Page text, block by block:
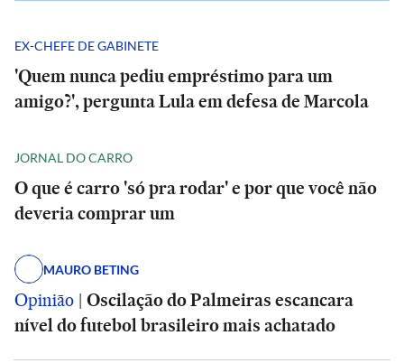
EX-CHEFE DE GABINETE
'Quem nunca pediu empréstimo para um
amigo?', pergunta Lula em defesa de Marcola
JORNAL DO CARRO
O que é carro 'só pra rodar' e por que você não
deveria comprar um
MAURO BETING
Opinião | Oscilação do Palmeiras escancara
nível do futebol brasileiro mais achatado